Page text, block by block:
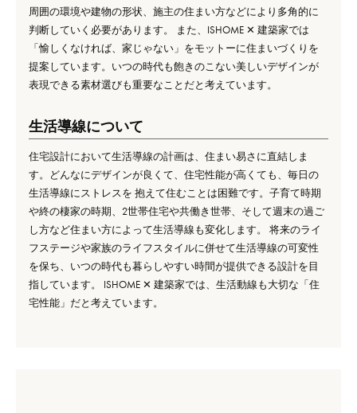
周囲の環境や建物の形状、施主の住まい方などにより多角的に
判断していく必要があります。 また、ISHOME ✕ 建築家では
「愉しくなければ、家じゃない」をモットーに住まいづくりを
提案しています。いつの時代も飽きのこない美しいデザインが
表現できる素材選びも重要なことだと考えています。
生活導線について
住宅設計において生活導線の計画は、住まい易さに直結しま
す。どんなにデザインが良くて、住宅性能が高くても、毎日の
生活導線にストレスを 抱えて住むことは困難です。子育て時期
や終の棲家の時期、2世帯住宅や共働き世帯、そして週末の過ご
し方など住まい方によって生活導線も変化します。 将来のライ
フステージや家族のライフスタイルに併せて生活導線の可変性
を保ち、いつの時代も暮らしやすい時間が提供できる設計を目
指しています。 ISHOME ✕ 建築家では、生活動線も大切な「住
宅性能」だと考えています。